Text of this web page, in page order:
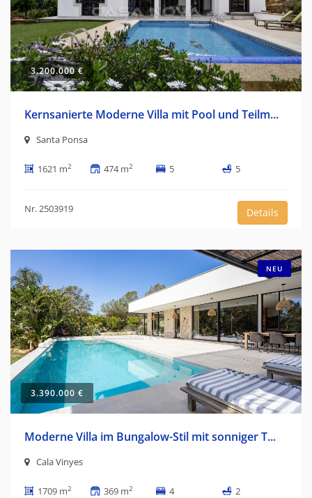
3.200.000 €
Kernsanierte Moderne Villa mit Pool und Teilm...
Santa Ponsa
1621 m2 474 m2 5 5
Nr. 2503919 Details
NEU
3.390.000 €
Moderne Villa im Bungalow-Stil mit sonniger T...
Cala Vinyes
1709 m2 369 m2 4 2